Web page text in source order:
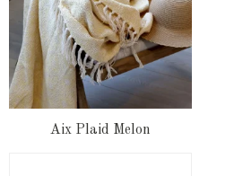
Aix Plaid Melon